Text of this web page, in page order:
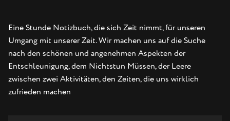
Eine Stunde Notizbuch, die sich Zeit nimmt, für unseren
Umgang mit unserer Zeit. Wir machen uns auf die Suche
nach den schönen und angenehmen Aspekten der
Entschleunigung, dem Nichtstun Müssen, der Leere
zwischen zwei Aktivitäten, den Zeiten, die uns wirklich
zufrieden machen